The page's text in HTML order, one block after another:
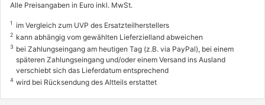
Alle Preisangaben in Euro inkl. MwSt.
1 im Vergleich zum UVP des Ersatzteilherstellers
2 kann abhängig vom gewählten Lieferzielland abweichen
3 bei Zahlungseingang am heutigen Tag (z.B. via PayPal), bei einem
späteren Zahlungseingang und/oder einem Versand ins Ausland
verschiebt sich das Lieferdatum entsprechend
4 wird bei Rücksendung des Altteils erstattet